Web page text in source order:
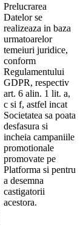
Prelucrarea
Datelor se
realizeaza in baza
urmatoarelor
temeiuri juridice,
conform
Regulamentului
GDPR, respectiv
art. 6 alin. 1 lit. a,
c si f, astfel incat
Societatea sa poata
desfasura si
incheia campaniile
promotionale
promovate pe
Platforma si pentru
a desemna
castigatorii
acestora.